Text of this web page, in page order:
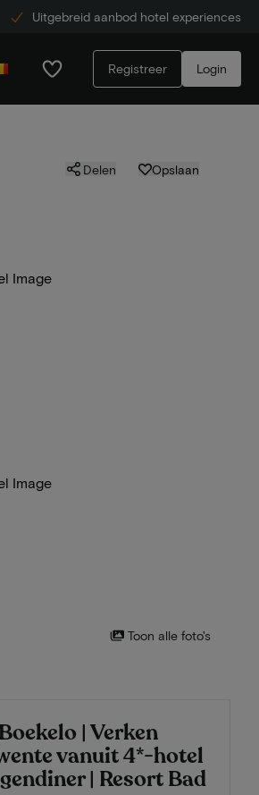
Uitgebreid aanbod hotel experiences
Registreer Login
Delen Opslaan
Toon alle foto's
| Verken
vanuit 4*-hotel
| Resort Bad